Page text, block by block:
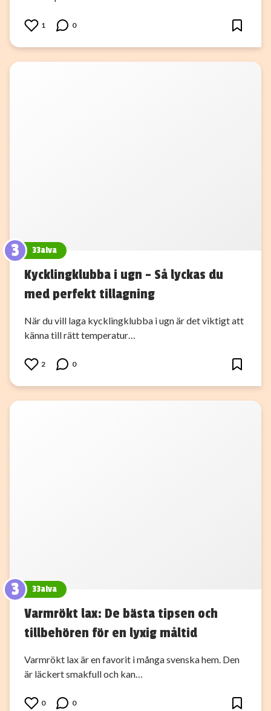
1 0
3 33alva
Kycklingklubba i ugn – Så lyckas du
med perfekt tillagning
När du vill laga kycklingklubba i ugn är det viktigt att
känna till rätt temperatur…
2 0
3 33alva
Varmrökt lax: De bästa tipsen och
tillbehören för en lyxig måltid
Varmrökt lax är en favorit i många svenska hem. Den
är läckert smakfull och kan…
0 0